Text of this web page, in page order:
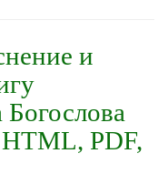
и
PDF,